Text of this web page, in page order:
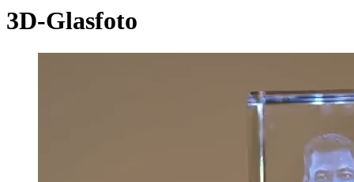
3D-Glasfoto